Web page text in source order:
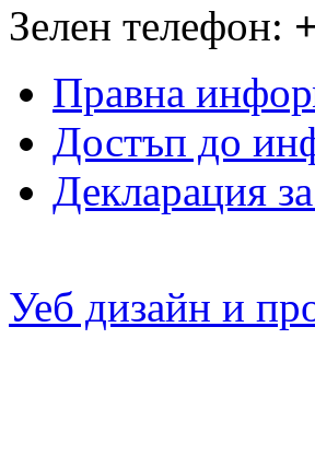
Зелен телефон:
Правна
Достъп до
Декларация
Уеб дизайн и